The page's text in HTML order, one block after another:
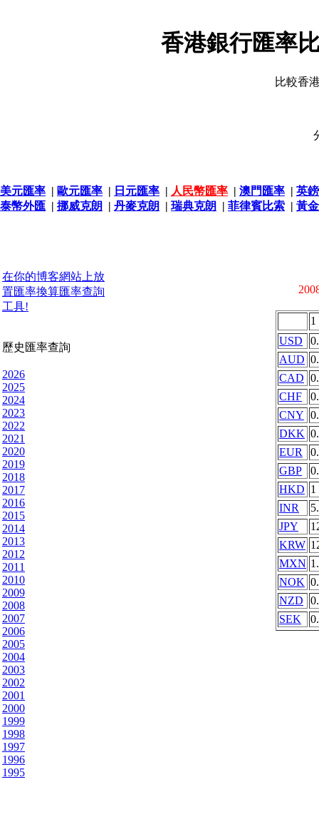
香港銀行匯率
比較香
美元匯率 | 歐元匯率 | 日元匯率 | 人民幣匯率 | 澳門匯率 | 英
泰幣外匯 | 挪威克朗 | 丹麥克朗 | 瑞典克朗 | 菲律賓比索 | 黃
在你的博客網站上放
置匯率換算匯率查詢
工具!
歷史匯率查詢
2026
2025
2024
2023
2022
2021
2020
2019
2018
2017
2016
2015
2014
2013
2012
2011
2010
2009
2008
2007
2006
2005
2004
2003
2002
2001
2000
1999
1998
1997
1996
1995
1
USD
AUD
CAD
CHF
CNY
DKK
EUR
GBP
HKD 1
INR
JPY
KRW
MXN
NOK
NZD
SEK